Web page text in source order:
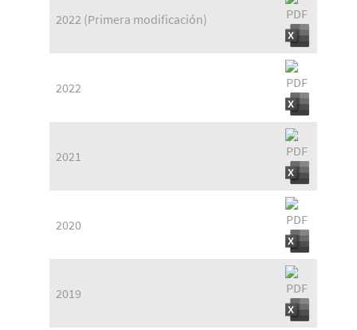
2022 (Primera modificación)
2022
2021
2020
2019